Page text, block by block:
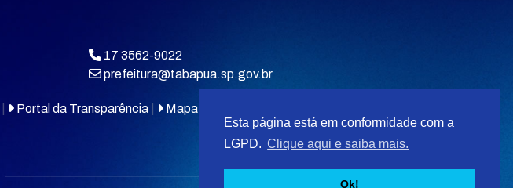
Esta página está em conformidade com a
LGPD. Clique aqui e saiba mais.
Ok!
17 3562-9022
prefeitura@tabapua.sp.gov.br
Portal da Transparência Mapa do site